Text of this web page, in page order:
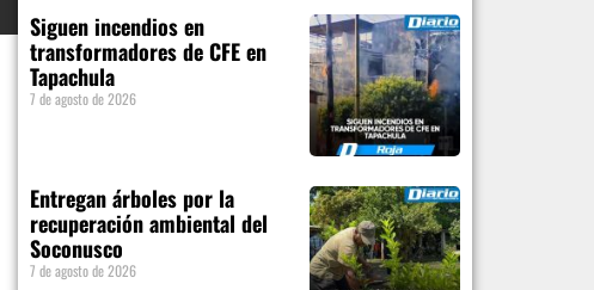
Siguen incendios en
transformadores de CFE en
Tapachula
7 de agosto de 2026
Entregan árboles por la
recuperación ambiental del
Soconusco
7 de agosto de 2026